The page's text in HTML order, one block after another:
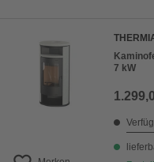
7 kW